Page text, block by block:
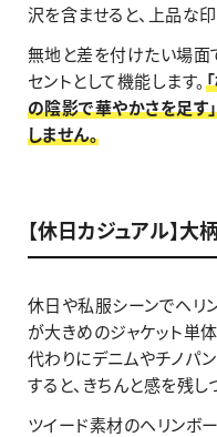
沢を含ませると、上品な
無地と差を付けたい場面
セントとして機能します。
の陰影で華やかさを足す
しません。
【休日カジュアル】
休日や私服シーンでヘリ
が大きめのジャケット単
代わりにデニムやチノパ
すると、きちんと感を残
ツイード素材のヘリンボ